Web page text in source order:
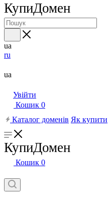
КупиДомен
ua
ru
ua
Увійти
Кошик 0
Каталог доменів Як купити
КупиДомен
Кошик 0